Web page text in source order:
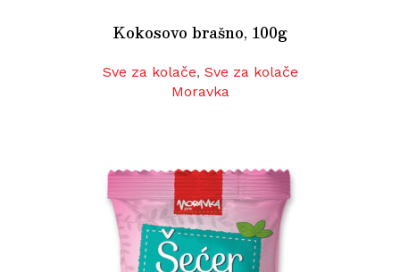
Kokosovo brašno, 100g
Sve za kolače, Sve za kolače
Moravka